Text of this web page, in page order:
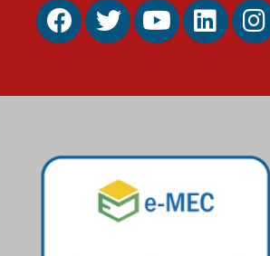
Estudantes do Mackenzie